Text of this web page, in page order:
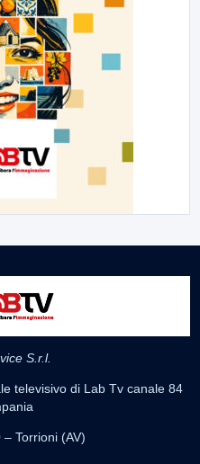
S.r.l.
televisivo di Lab Tv canale 84
Torrioni (AV)